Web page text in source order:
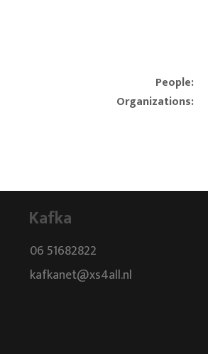
People:
Organizations:
Kafka
06 51682822
kafkanet@xs4all.nl